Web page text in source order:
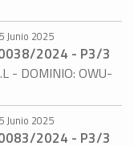
Junio 2025
0038/2024 - P3/3
- DOMINIO: OWU-
Junio 2025
0083/2024 - P3/3